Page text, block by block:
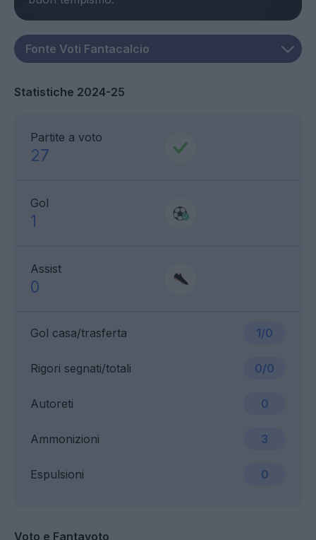
Statistiche 2024-25
Partite a voto
27
Gol
1
Assist
0
Gol casa/trasferta 1/0
Ammonizioni 3
Rigori segnati/totali 0/0
Espulsioni 0
Autoreti 0
Voto e Fantavoto